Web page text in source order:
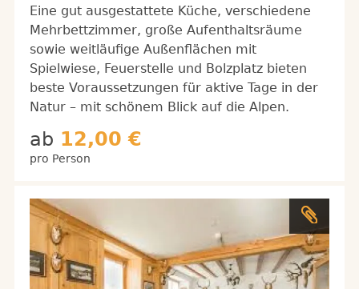
Eine gut ausgestattete Küche, verschiedene
Mehrbettzimmer, große Aufenthaltsräume
sowie weitläufige Außenflächen mit
Spielwiese, Feuerstelle und Bolzplatz bieten
beste Voraussetzungen für aktive Tage in der
Natur – mit schönem Blick auf die Alpen.
ab 12,00 €
pro Person